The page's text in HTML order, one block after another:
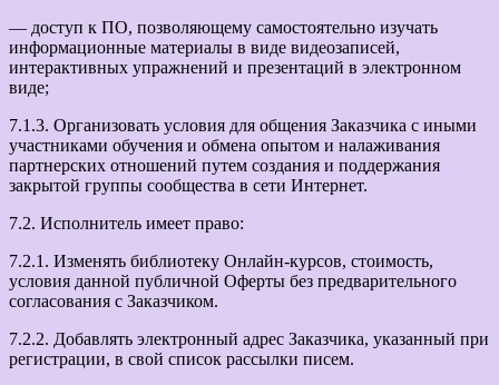
— доступ к ПО, позволяющему самостоятельно изучать
информационные материалы в виде видеозаписей,
интерактивных упражнений и презентаций в электронном
виде;
7.1.3. Организовать условия для общения Заказчика с иными
участниками обучения и обмена опытом и налаживания
партнерских отношений путем создания и поддержания
закрытой группы сообщества в сети Интернет.
7.2. Исполнитель имеет право:
7.2.1. Изменять библиотеку Онлайн-курсов, стоимость,
условия данной публичной Оферты без предварительного
согласования с Заказчиком.
7.2.2. Добавлять электронный адрес Заказчика, указанный при
регистрации, в свой список рассылки писем.